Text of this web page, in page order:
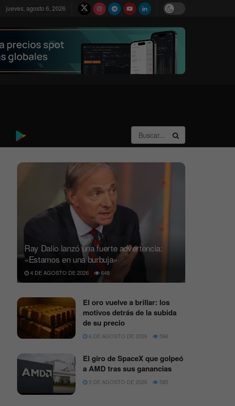
jueves, agosto 6, 2026
Ray Dalio lanzó una fuerte advertencia:
«Estamos en una burbuja»
4 DE AGOSTO DE 2026 648
El oro vuelve a brillar: los
motivos detrás de la subida
de su precio
6 DE AGOSTO DE 2026 566
El giro de SpaceX que golpeó
a AMD tras sus ganancias
5 DE AGOSTO DE 2026 585